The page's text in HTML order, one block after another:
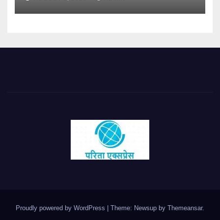
Proudly powered by WordPress | Theme: Newsup by Themeansar.